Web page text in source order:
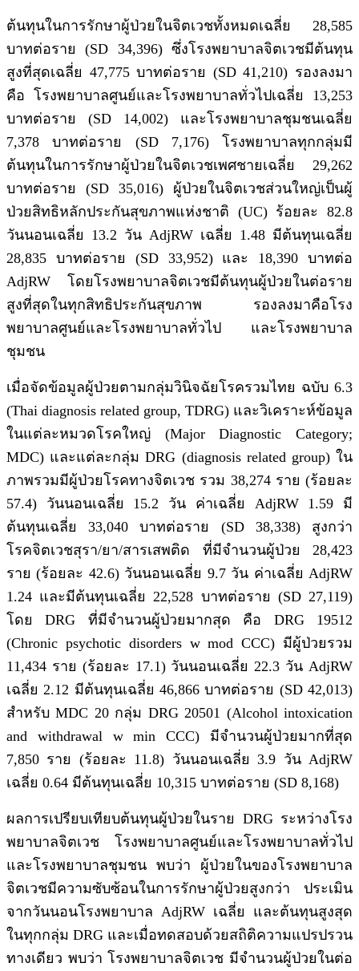
ต้นทุนในการรักษาผู้ป่วยในจิตเวชทั้งหมดเฉลี่ย 28,585
บาทต่อราย (SD 34,396) ซึ่งโรงพยาบาลจิตเวชมีต้นทุน
สูงที่สุดเฉลี่ย 47,775 บาทต่อราย (SD 41,210) รองลงมา
คือ โรงพยาบาลศูนย์และโรงพยาบาลทั่วไปเฉลี่ย 13,253
บาทต่อราย (SD 14,002) และโรงพยาบาลชุมชนเฉลี่ย
7,378 บาทต่อราย (SD 7,176) โรงพยาบาลทุกกลุ่มมี
ต้นทุนในการรักษาผู้ป่วยในจิตเวชเพศชายเฉลี่ย 29,262
บาทต่อราย (SD 35,016) ผู้ป่วยในจิตเวชส่วนใหญ่เป็นผู้
ป่วยสิทธิหลักประกันสุขภาพแห่งชาติ (UC) ร้อยละ 82.8
วันนอนเฉลี่ย 13.2 วัน AdjRW เฉลี่ย 1.48 มีต้นทุนเฉลี่ย
28,835 บาทต่อราย (SD 33,952) และ 18,390 บาทต่อ
AdjRW โดยโรงพยาบาลจิตเวชมีต้นทุนผู้ป่วยในต่อราย
สูงที่สุดในทุกสิทธิประกันสุขภาพ รองลงมาคือโรง
พยาบาลศูนย์และโรงพยาบาลทั่วไป และโรงพยาบาล
ชุมชน
เมื่อจัดข้อมูลผู้ป่วยตามกลุ่มวินิจฉัยโรครวมไทย ฉบับ 6.3
(Thai diagnosis related group, TDRG) และวิเคราะห์ข้อมูล
ในแต่ละหมวดโรคใหญ่ (Major Diagnostic Category;
MDC) และแต่ละกลุ่ม DRG (diagnosis related group) ใน
ภาพรวมมีผู้ป่วยโรคทางจิตเวช รวม 38,274 ราย (ร้อยละ
57.4) วันนอนเฉลี่ย 15.2 วัน ค่าเฉลี่ย AdjRW 1.59 มี
ต้นทุนเฉลี่ย 33,040 บาทต่อราย (SD 38,338) สูงกว่า
โรคจิตเวชสุรา/ยา/สารเสพติด ที่มีจำนวนผู้ป่วย 28,423
ราย (ร้อยละ 42.6) วันนอนเฉลี่ย 9.7 วัน ค่าเฉลี่ย AdjRW
1.24 และมีต้นทุนเฉลี่ย 22,528 บาทต่อราย (SD 27,119)
โดย DRG ที่มีจำนวนผู้ป่วยมากสุด คือ DRG 19512
(Chronic psychotic disorders w mod CCC) มีผู้ป่วยรวม
11,434 ราย (ร้อยละ 17.1) วันนอนเฉลี่ย 22.3 วัน AdjRW
เฉลี่ย 2.12 มีต้นทุนเฉลี่ย 46,866 บาทต่อราย (SD 42,013)
สำหรับ MDC 20 กลุ่ม DRG 20501 (Alcohol intoxication
and withdrawal w min CCC) มีจำนวนผู้ป่วยมากที่สุด
7,850 ราย (ร้อยละ 11.8) วันนอนเฉลี่ย 3.9 วัน AdjRW
เฉลี่ย 0.64 มีต้นทุนเฉลี่ย 10,315 บาทต่อราย (SD 8,168)
ผลการเปรียบเทียบต้นทุนผู้ป่วยในราย DRG ระหว่างโรง
พยาบาลจิตเวช โรงพยาบาลศูนย์และโรงพยาบาลทั่วไป
และโรงพยาบาลชุมชน พบว่า ผู้ป่วยในของโรงพยาบาล
จิตเวชมีความซับซ้อนในการรักษาผู้ป่วยสูงกว่า ประเมิน
จากวันนอนโรงพยาบาล AdjRW เฉลี่ย และต้นทุนสูงสุด
ในทุกกลุ่ม DRG และเมื่อทดสอบด้วยสถิติความแปรปรวน
ทางเดียว พบว่า โรงพยาบาลจิตเวช มีจำนวนผู้ป่วยในต่อ